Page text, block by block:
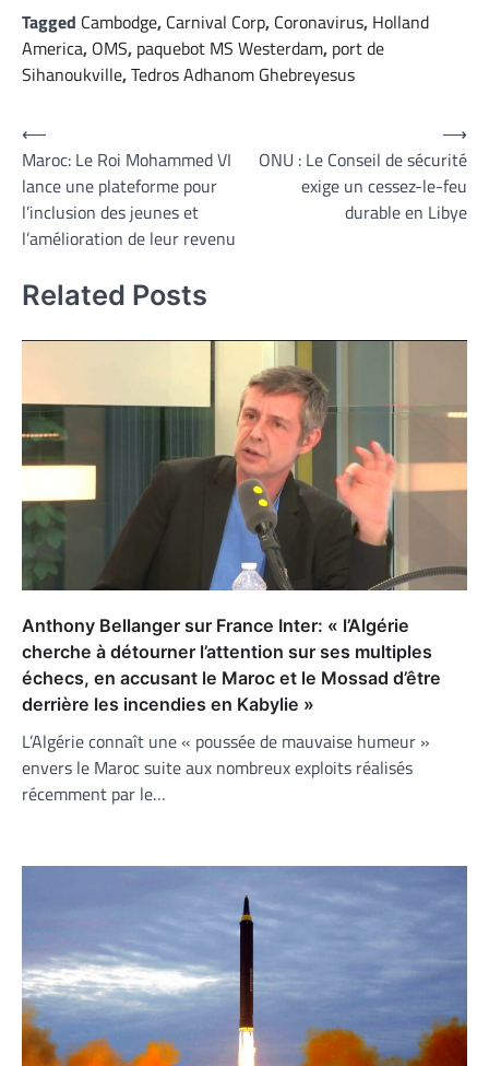
Tagged Cambodge, Carnival Corp, Coronavirus, Holland
America, OMS, paquebot MS Westerdam, port de
Sihanoukville,Tedros Adhanom Ghebreyesus
Navigation
de
l’article
⟵
Maroc: Le Roi Mohammed VI
lance une plateforme pour
l’inclusion des jeunes et
l’amélioration de leur revenu
ONU : Le Conseil de sécurité
exige un cessez-le-feu
durable en Libye
⟶
Related Posts
Anthony Bellanger sur France Inter: « l’Algérie
cherche à détourner l’attention sur ses multiples
échecs, en accusant le Maroc et le Mossad d’être
derrière les incendies en Kabylie »
L’Algérie connaît une « poussée de mauvaise humeur »
envers le Maroc suite aux nombreux exploits réalisés
récemment par le…